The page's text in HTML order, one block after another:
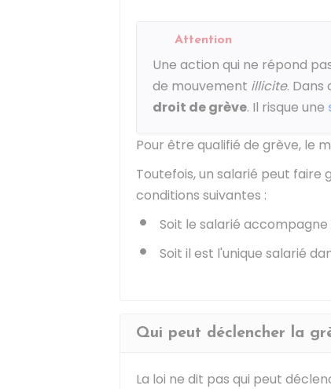
Attention
Une action qui ne répond
de mouvement illicite. Dans
droit de grève. Il risque une
Pour être qualifié de grève, le
Toutefois, un salarié peut faire
conditions suivantes :
Soit le salarié
Soit il est l'unique salarié
Qui peut déclencher la
La loi ne dit pas qui peut